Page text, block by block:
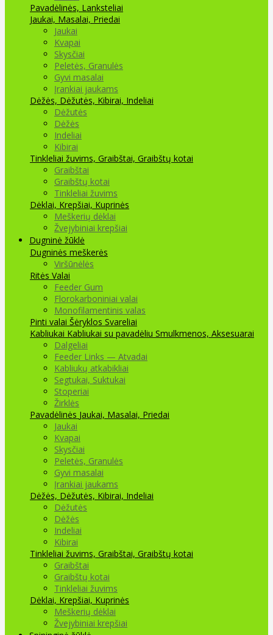
Pavadėlinės, Lanksteliai
Jaukai, Masalai, Priedai
Jaukai
Kvapai
Skysčiai
Peletės, Granulės
Gyvi masalai
Įrankiai jaukams
Dėžės, Dėžutės, Kibirai, Indeliai
Dėžutės
Dėžės
Indeliai
Kibirai
Tinkleliai žuvims, Graibštai, Graibštų kotai
Graibštai
Graibštų kotai
Tinkleliai žuvims
Dėklai, Krepšiai, Kuprinės
Meškerių dėklai
Žvejybiniai krepšiai
Dugninė žūklė
Dugninės meškerės
Viršūnėlės
Ritės Valai
Feeder Gum
Florokarboniniai valai
Monofilamentinis valas
Pinti valai Šėryklos Svareliai
Kabliukai Kabliukai su pavadėliu Smulkmenos, Aksesuarai
Dalgeliai
Feeder Links — Atvadai
Kabliukų atkabikliai
Segtukai, Suktukai
Stoperiai
Žirklės
Pavadėlinės Jaukai, Masalai, Priedai
Jaukai
Kvapai
Skysčiai
Peletės, Granulės
Gyvi masalai
Įrankiai jaukams
Dėžės, Dėžutės, Kibirai, Indeliai
Dėžutės
Dėžės
Indeliai
Kibirai
Tinkleliai žuvims, Graibštai, Graibštų kotai
Graibštai
Graibštų kotai
Tinkleliai žuvims
Dėklai, Krepšiai, Kuprinės
Meškerių dėklai
Žvejybiniai krepšiai